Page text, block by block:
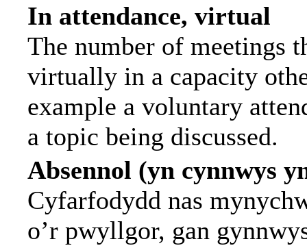
In attendance, virtual
The number of meetings
virtually in a capacity
example a voluntary
a topic being discussed.
Absennol (yn cynnwys
Cyfarfodydd nas
o’r pwyllgor, gan